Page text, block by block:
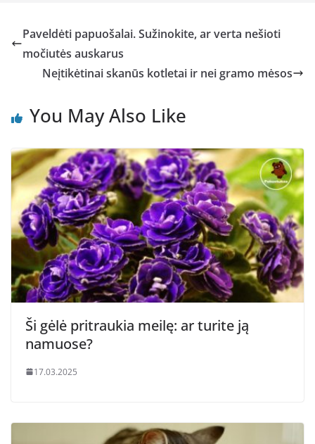
Paveldėti papuošalai. Sužinokite, ar verta nešioti
močiutės auskarus
Neįtikėtinai skanūs kotletai ir nei gramo mėsos
You May Also Like
Ši gėlė pritraukia meilę: ar turite ją
namuose?
17.03.2025